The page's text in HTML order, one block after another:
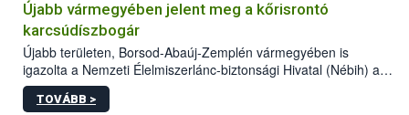
Újabb vármegyében jelent meg a kőrisrontó
karcsúdíszbogár
Újabb területen, Borsod-Abaúj-Zemplén vármegyében is
igazolta a Nemzeti Élelmiszerlánc-biztonsági Hivatal (Nébih) a
kőrisrontó karcsúdíszbogár (Agrilus planipennis) jelenlétét. A
kártevőt nem csak színcsapdában találták meg, de már fertőzött
TOVÁBB >